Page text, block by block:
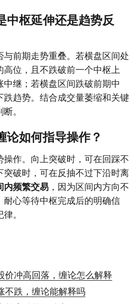
中枢延伸还是趋势反
与前期走势重叠。若横盘区间处
位，且不跌破前一个中枢上
继；若横盘区间跌破前期中
跌趋势。结合成交量萎缩和关键
。
论如何指导操作？
操作。向上突破时，可在回踩不
突破时，可在反抽不过下沿时离
内频繁交易 ，因为区间内方向不
耐心等待中枢完成后的明确信
。
价冲高回落，缠论怎么解释
不跌，缠论能解释吗